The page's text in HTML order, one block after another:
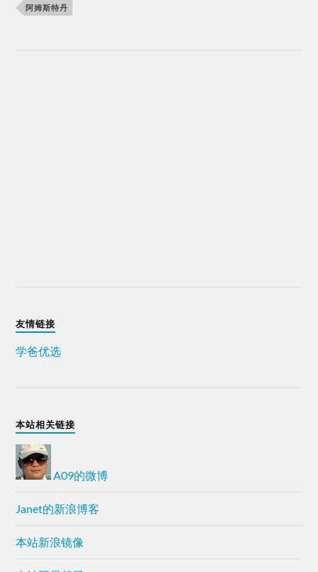
阿姆斯特丹
友情链接
学爸优选
本站相关链接
A09的微博
Janet的新浪博客
本站新浪镜像